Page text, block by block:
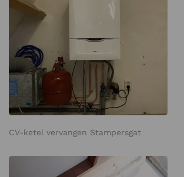
CV-ketel vervangen Stampersgat